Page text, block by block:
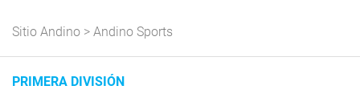
Sitio Andino > Andino Sports
PRIMERA DIVISIÓN